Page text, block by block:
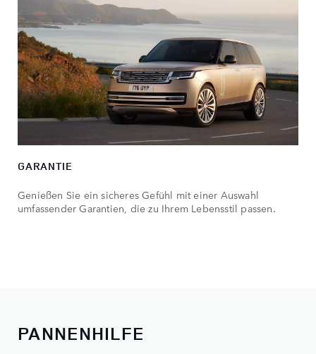
GARANTIE
Genießen Sie ein sicheres Gefühl mit einer Auswahl
umfassender Garantien, die zu Ihrem Lebensstil passen.
PANNENHILFE